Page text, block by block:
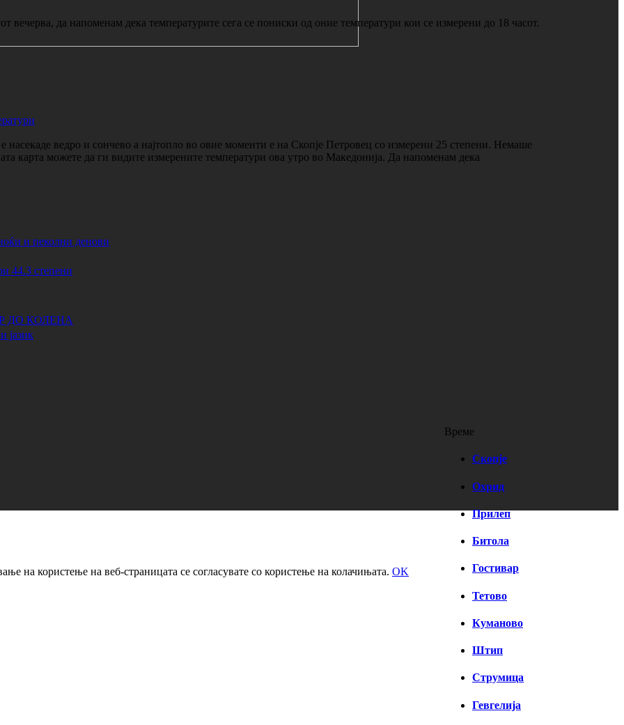
вечерва, да напоменам дека температурите сега се пониски од оние температури кои се измерени до 18 часот.
ведро и сончево а најтопло во овие моменти е на Скопје Петровец со измерени 25 степени. Немаше
карта можете да ги видите измерените температури ова утро во Македонија. Да напоменам дека
и пеколни денови
степени
ДО КОЛЕНА
јазик
Време
Скопје
Охрид
Прилеп
Битола
Гостивар
Тетово
Куманово
Штип
Струмица
Гевгелија
на користење на веб-страницата се согласувате со користење на колачињата. OK